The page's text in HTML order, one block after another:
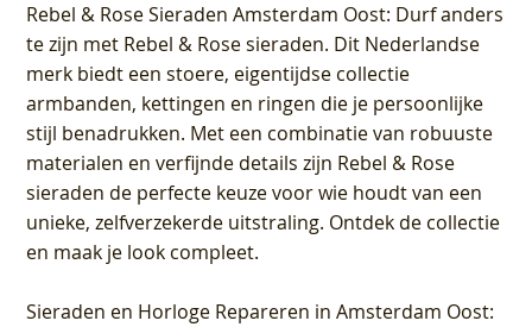
Rebel & Rose Sieraden Amsterdam Oost: Durf anders
te zijn met Rebel & Rose sieraden. Dit Nederlandse
merk biedt een stoere, eigentijdse collectie
armbanden, kettingen en ringen die je persoonlijke
stijl benadrukken. Met een combinatie van robuuste
materialen en verfijnde details zijn Rebel & Rose
sieraden de perfecte keuze voor wie houdt van een
unieke, zelfverzekerde uitstraling. Ontdek de collectie
en maak je look compleet.
Sieraden en Horloge Repareren in Amsterdam Oost: